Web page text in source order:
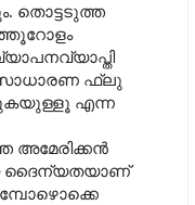
തൊട്ടടുത്ത
ഫ്ലു
എന്ന
അമേരിക്കൻ
ദൈന്യതയാണ്